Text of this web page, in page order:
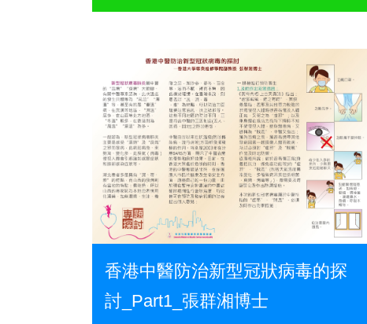
香港中醫防治新型冠狀病毒的探
討_Part1_張群湘博士